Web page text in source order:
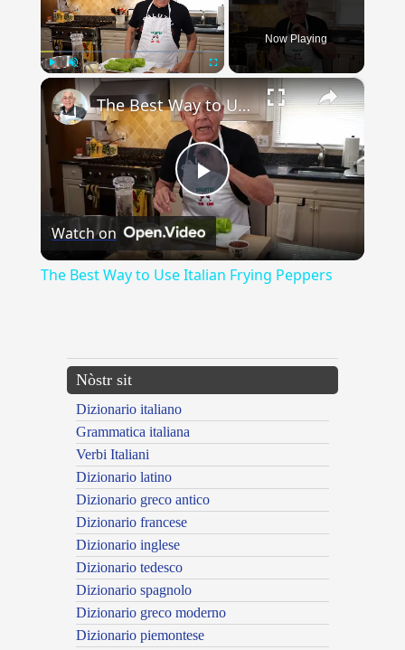
Unmute
Now Playing
×
Play
Video
The Best Way to Use Italian Frying Peppers
Watch on
The Best Way to Use Italian Frying Peppers
Nòstr sit
Dizionario italiano
Grammatica italiana
Verbi Italiani
Dizionario latino
Dizionario greco antico
Dizionario francese
Dizionario inglese
Dizionario tedesco
Dizionario spagnolo
Dizionario greco moderno
Dizionario piemontese